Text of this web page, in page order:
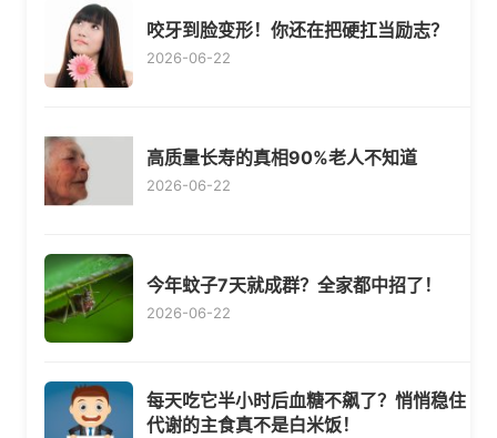
咬牙到脸变形！你还在把硬扛当励志？
2026-06-22
高质量长寿的真相90%老人不知道
2026-06-22
今年蚊子7天就成群？全家都中招了！
2026-06-22
每天吃它半小时后血糖不飙了？悄悄稳住
代谢的主食真不是白米饭！